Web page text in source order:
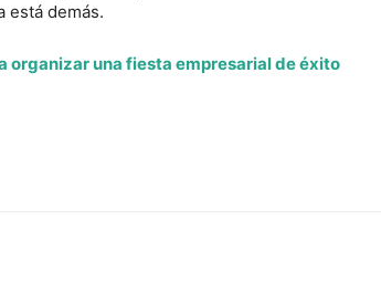
está demás.
organizar una fiesta empresarial de éxito